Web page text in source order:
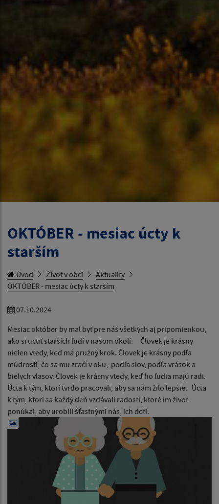
OKTÓBER - mesiac úcty k
starším
Úvod Život v obci
Aktuality
OKTÓBER - mesiac úcty k starším
07.10.2024
Mesiac október by mal byť pre náš všetkých aj pripomienkou,
ako si uctiť starších ľudí v našom okolí. Človek je krásny
nielen vtedy, keď má pružný krok. Človek je krásny podľa
múdrosti, čo sa mu zračí v oku, podľa slov, podľa vrások a
bielych vlasov. Človek je krásny vtedy, keď ho ľudia majú radi.
Úcta k tým, ktorí tvrdo pracovali, aby sa nám žilo lepšie. Úcta
k tým, ktorí sa každý deň vzdávali radostí, ktoré im život
ponúkal, aby urobili šťastnými nás, ich deti.